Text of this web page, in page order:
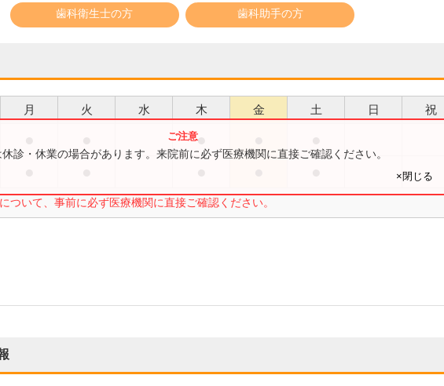
歯科衛生士の方 歯科助手の方
月 火 水 木 金 土 日 祝
●
ついて、事前に必ず医療機関に直接ご確認ください。
診・休業の場合があります。来院前に必ず医療機関に直接ご確認ください。
×閉じる